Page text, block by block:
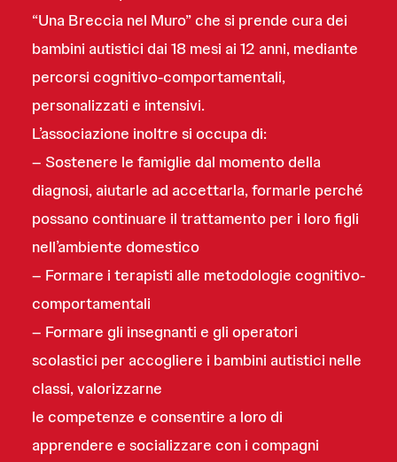
“Una Breccia nel Muro” che si prende cura dei
bambini autistici dai 18 mesi ai 12 anni, mediante
percorsi cognitivo-comportamentali,
personalizzati e intensivi.
L’associazione inoltre si occupa di:
– Sostenere le famiglie dal momento della
diagnosi, aiutarle ad accettarla, formarle perché
possano continuare il trattamento per i loro figli
nell’ambiente domestico
– Formare i terapisti alle metodologie cognitivo-
comportamentali
– Formare gli insegnanti e gli operatori
scolastici per accogliere i bambini autistici nelle
classi, valorizzarne
le competenze e consentire a loro di
apprendere e socializzare con i compagni